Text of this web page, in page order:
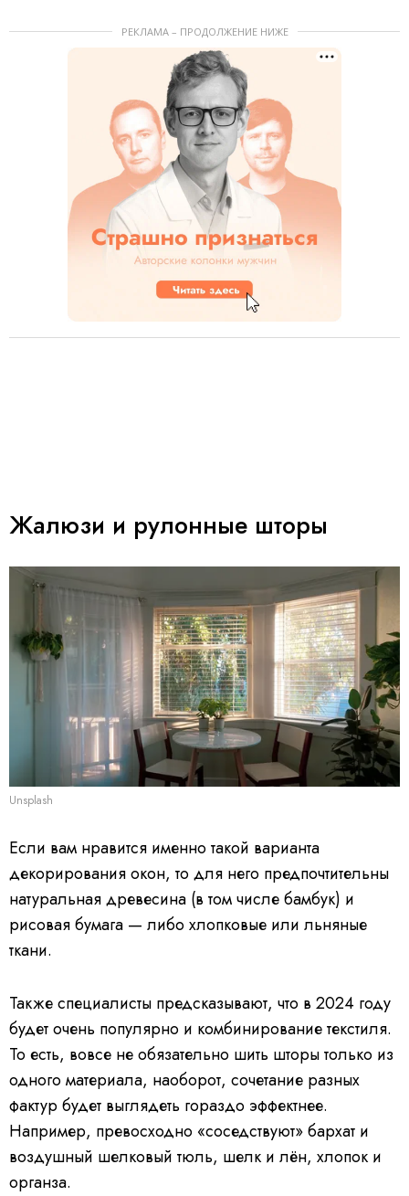
РЕКЛАМА – ПРОДОЛЖЕНИЕ НИЖЕ
Жалюзи и рулонные шторы
Unsplash
Если вам нравится именно такой варианта
декорирования окон, то для него предпочтительны
натуральная древесина (в том числе бамбук) и
рисовая бумага — либо хлопковые или льняные
ткани.
Также специалисты предсказывают, что в 2024 году
будет очень популярно и комбинирование текстиля.
То есть, вовсе не обязательно шить шторы только из
одного материала, наоборот, сочетание разных
фактур будет выглядеть гораздо эффектнее.
Например, превосходно «соседствуют» бархат и
воздушный шелковый тюль, шелк и лён, хлопок и
органза.